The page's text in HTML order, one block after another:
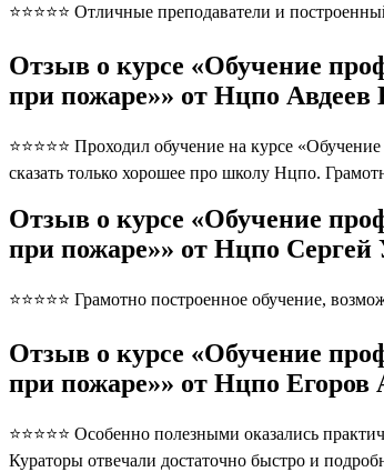
⭐⭐⭐⭐⭐ Отличные преподаватели и
Отзыв о курсе «Обучение
при пожаре»» от Нцпо Авдеев
⭐⭐⭐⭐⭐ Проходил обучение на курсе
сказать только хорошее про школу Нцпо.
Отзыв о курсе «Обучение
при пожаре»» от Нцпо Сергей
⭐⭐⭐⭐⭐ Грамотно построенное обучение,
Отзыв о курсе «Обучение
при пожаре»» от Нцпо Егоров
⭐⭐⭐⭐⭐ Особенно полезными оказались
Кураторы отвечали достаточно быстро и